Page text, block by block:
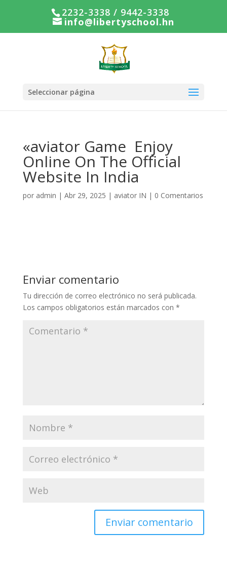
2232-3338 / 9442-3338
info@libertyschool.hn
Seleccionar página
«aviator Game ️ Enjoy
Online On The Official
Website In India
por admin | Abr 29, 2025 | aviator IN | 0 Comentarios
Enviar comentario
Tu dirección de correo electrónico no será publicada.
Los campos obligatorios están marcados con *